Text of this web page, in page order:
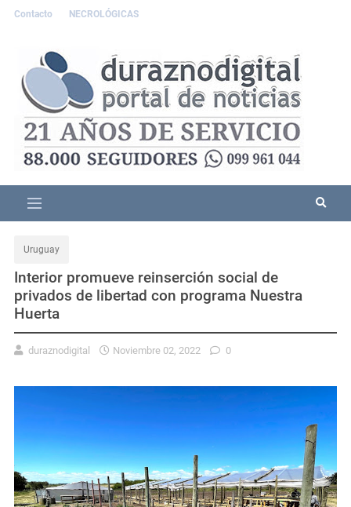
Contacto NECROLÓGICAS
Uruguay
Interior promueve reinserción social de
privados de libertad con programa Nuestra
Huerta
duraznodigital Noviembre 02, 2022 0